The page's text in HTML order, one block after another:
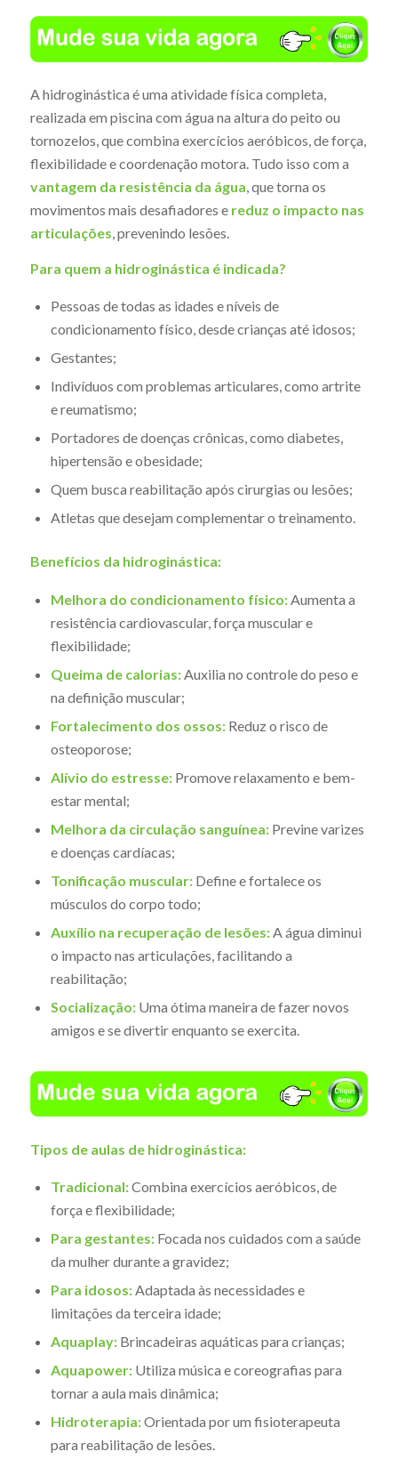
A hidroginástica é uma atividade física completa,
realizada em piscina com água na altura do peito ou
tornozelos, que combina exercícios aeróbicos, de força,
flexibilidade e coordenação motora. Tudo isso com a
vantagem da resistência da água, que torna os
movimentos mais desafiadores e reduz o impacto nas
articulações, prevenindo lesões.
Para quem a hidroginástica é indicada?
Pessoas de todas as idades e níveis de
condicionamento físico, desde crianças até idosos;
Gestantes;
Indivíduos com problemas articulares, como artrite
e reumatismo;
Portadores de doenças crônicas, como diabetes,
hipertensão e obesidade;
Quem busca reabilitação após cirurgias ou lesões;
Atletas que desejam complementar o treinamento.
Benefícios da hidroginástica:
Melhora do condicionamento físico:Aumenta a
resistência cardiovascular, força muscular e
flexibilidade;
Queima de calorias:Auxilia no controle do peso e
na definição muscular;
Fortalecimento dos ossos:Reduz o risco de
osteoporose;
Alívio do estresse:Promove relaxamento e bem-
estar mental;
Melhora da circulação sanguínea:Previne varizes
e doenças cardíacas;
Tonificação muscular:Define e fortalece os
músculos do corpo todo;
Auxílio na recuperação de lesões:A água diminui
o impacto nas articulações, facilitando a
reabilitação;
Socialização:Uma ótima maneira de fazer novos
amigos e se divertir enquanto se exercita.
Tipos de aulas de hidroginástica:
Tradicional:Combina exercícios aeróbicos, de
força e flexibilidade;
Para gestantes:Focada nos cuidados com a saúde
da mulher durante a gravidez;
Para idosos:Adaptada às necessidades e
limitações da terceira idade;
Aquaplay:Brincadeiras aquáticas para crianças;
Aquapower:Utiliza música e coreografias para
tornar a aula mais dinâmica;
Hidroterapia:Orientada por um fisioterapeuta
para reabilitação de lesões.